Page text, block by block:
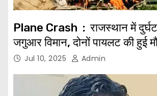
Plane Crash : राजस्थान में
जगुआर विमान, दोनों पायलट की हुई
Jul 10, 2025 Admin